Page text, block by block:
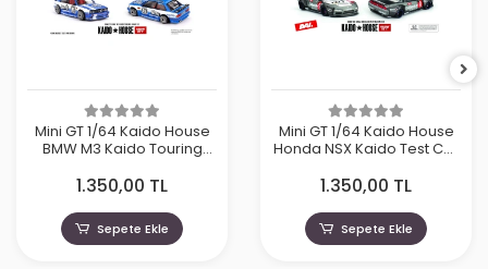
Mini GT 1/64 Kaido House
BMW M3 Kaido Touring
1.350,00 TL
Sepete Ekle
Mini GT 1/64 Kaido House
Honda NSX Kaido Test Car
1.350,00 TL
Sepete Ekle